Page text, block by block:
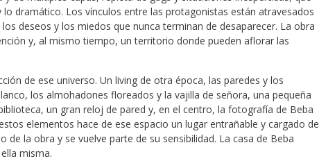
dramático. Los vínculos entre las protagonistas están atravesados
deseos y los miedos que nunca terminan de desaparecer. La obra
y, al mismo tiempo, un territorio donde pueden aflorar las
de ese universo. Un living de otra época, las paredes y los
los almohadones floreados y la vajilla de señora, una pequeña
un gran reloj de pared y, en el centro, la fotografía de Beba
elementos hace de ese espacio un lugar entrañable y cargado de
la obra y se vuelve parte de su sensibilidad. La casa de Beba
misma.